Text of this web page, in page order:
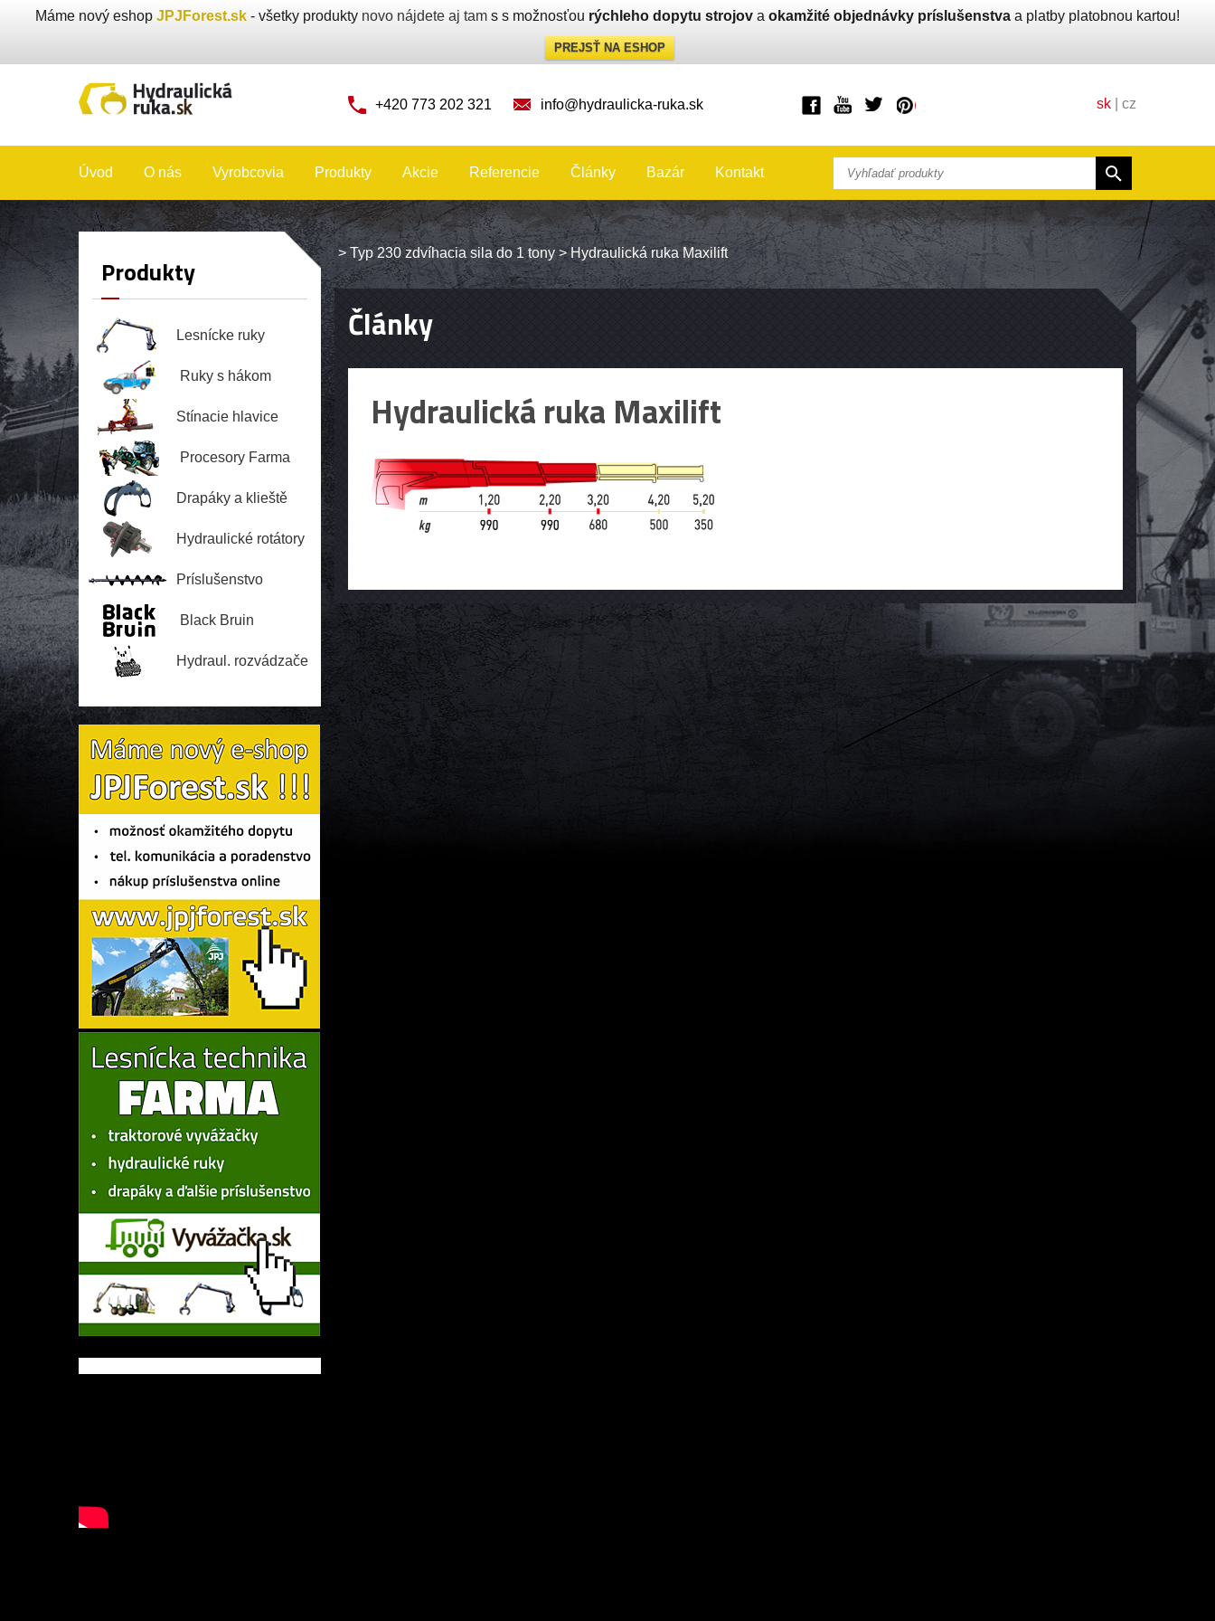
Máme nový eshop JPJForest.sk - všetky produkty novo nájdete aj tam s s možnosťou rýchleho dopytu strojov a okamžité objednávky príslušenstva a platby platobnou kartou!
PREJSŤ NA ESHOP
+420 773 202 321 info@hydraulicka-ruka.sk sk| cz
Úvod O nás Vyrobcovia Produkty Akcie Referencie Články Bazár Kontakt
Produkty
Lesnícke ruky
Ruky s hákom
Stínacie hlavice
Procesory Farma
Drapáky a klieště
Hydraulické rotátory
Príslušenstvo
Black Bruin
Hydraul. rozvádzače
>Typ 230 zdvíhacia sila do 1 tony> Hydraulická ruka Maxilift
Články
Hydraulická ruka Maxilift